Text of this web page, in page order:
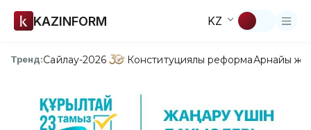
KAZINFORM KZ
Тренд:Сайлау-2026 Конституциялық реформаАрнайы